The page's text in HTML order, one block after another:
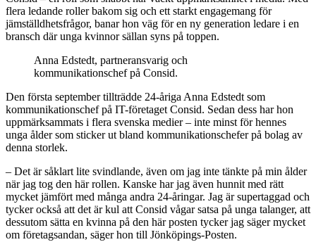
flera ledande roller bakom sig och ett starkt engagemang för
jämställdhetsfrågor, banar hon väg för en ny generation ledare i en
bransch där unga kvinnor sällan syns på toppen.
Anna Edstedt, partneransvarig och
kommunikationschef på Consid.
Den första september tillträdde 24-åriga Anna Edstedt som
kommunikationschef på IT-företaget Consid. Sedan dess har hon
uppmärksammats i flera svenska medier – inte minst för hennes
unga ålder som sticker ut bland kommunikationschefer på bolag av
denna storlek.
– Det är såklart lite svindlande, även om jag inte tänkte på min ålder
när jag tog den här rollen. Kanske har jag även hunnit med rätt
mycket jämfört med många andra 24-åringar. Jag är supertaggad och
tycker också att det är kul att Consid vågar satsa på unga talanger, att
dessutom sätta en kvinna på den här posten tycker jag säger mycket
om företagsandan, säger hon till Jönköpings-Posten.